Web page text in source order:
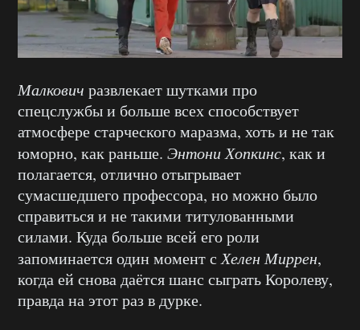
Малкович развлекает шутками про
спецслужбы и больше всех способствует
атмосфере старческого маразма, хоть и не так
юморно, как раньше. Энтони Хопкинс, как и
полагается, отлично отыгрывает
сумасшедшего профессора, но можно было
справиться и не такими титулованными
силами. Куда больше всей его роли
запоминается один момент сХелен Миррен,
когда ей снова даётся шанс сыграть Королеву,
правда на этот раз в дурке.